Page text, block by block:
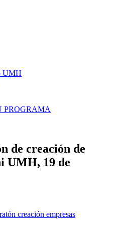
UMH
PROGRAMA
de creación de
UMH, 19 de
creación empresas